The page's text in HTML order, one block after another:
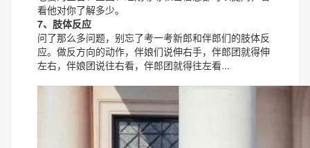
看他对你了解多少。
7、肢体反应
问了那么多问题，别忘了考一考新郎和伴郎们的肢体反
应。做反方向的动作，伴娘们说伸右手，伴郎团就得伸
左右，伴娘团说往右看，伴郎团就得往左看...